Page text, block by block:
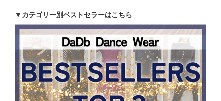
▼カテゴリー別ベストセラーはこちら